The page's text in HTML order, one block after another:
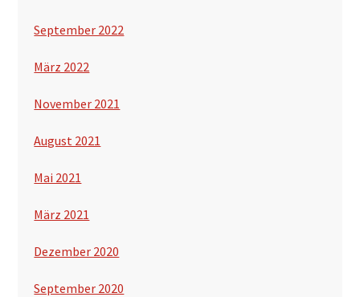
September 2022
März 2022
November 2021
August 2021
Mai 2021
März 2021
Dezember 2020
September 2020